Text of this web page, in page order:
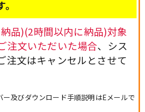
品)(2時間以内に納品)対象
注文いただいた場合、シス
注文はキャンセルとさせて
ー及びダウンロード手順説明はEメールで